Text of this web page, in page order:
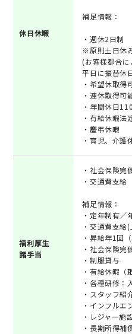
休日休暇
補足情報：
・週休2日制
※原則土日休
(お客様都合
平日に振替休
・希望休取得
・連休取得可
・年間休日
・有給休暇法
・慶弔休暇
・育児、介護
福利厚生
諸手当
・社会保険完
・交通費支給
補足情報：
・定年制有／
・交通費支給
・昇給年1回
・社会保険完
・制服貸与
・有給休暇（
・各種研修：
・スタッフ紹
・インフルエ
・レジャー施
・長期所得